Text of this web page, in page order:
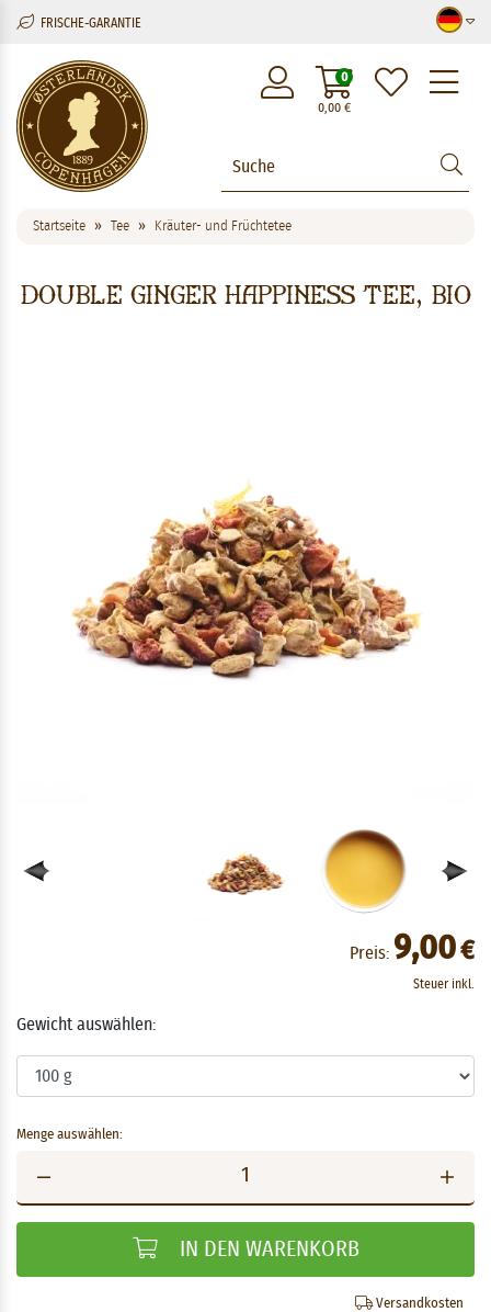
FRISCHE-GARANTIE
0,00€
0
Startseite Tee Kräuter- und Früchtetee
Double Ginger Happiness Tee, BIO
Preis: 9,00€
Steuer inkl.
Gewicht auswählen:
Menge auswählen:
IN DEN WARENKORB
Versandkosten